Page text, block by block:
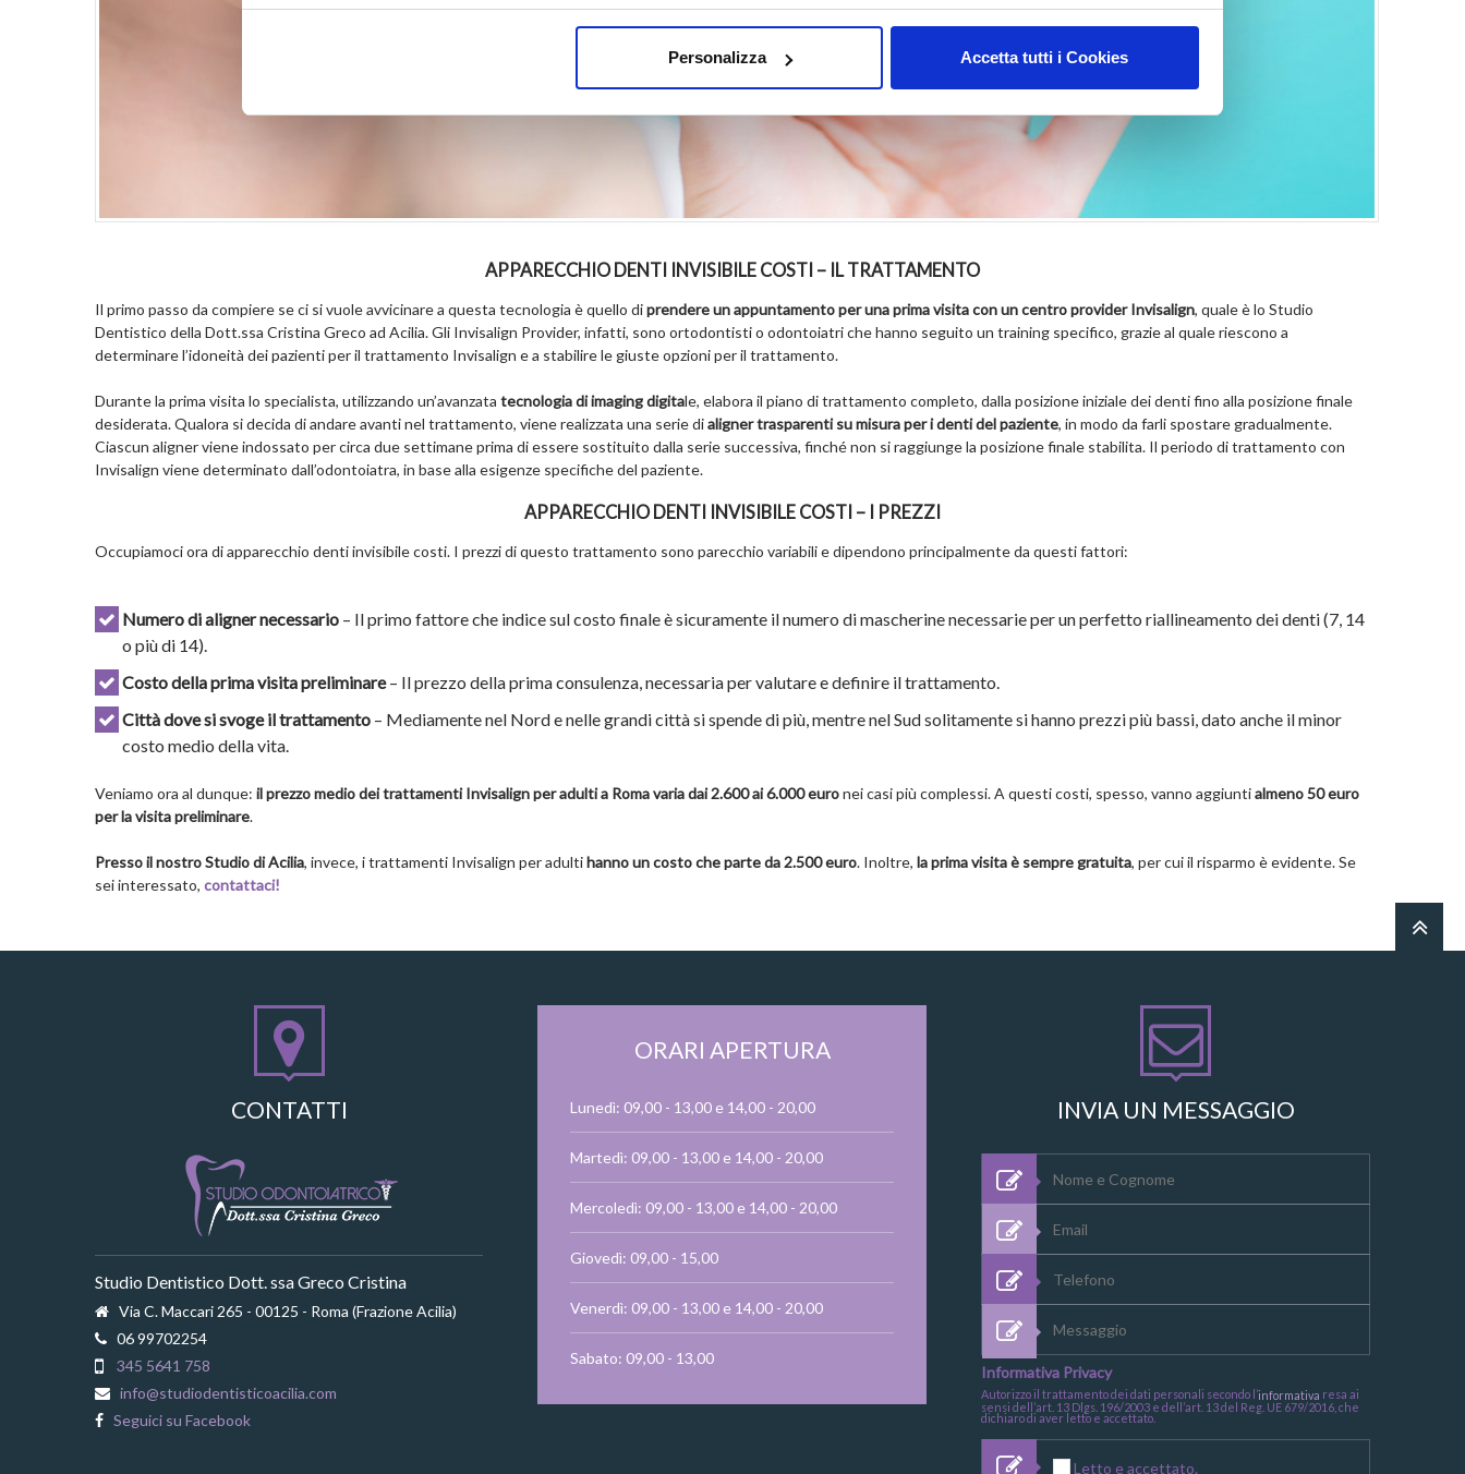
Personalizza Accetta tutti i Cookies
APPARECCHIO DENTI INVISIBILE COSTI – IL TRATTAMENTO
Il primo passo da compiere se ci si vuole avvicinare a questa tecnologia è quello diprendere un appuntamento per una prima visita con un centro provider Invisalign, quale è lo Studio
Dentistico della Dott.ssa Cristina Greco ad Acilia. Gli Invisalign Provider, infatti, sono ortodontisti o odontoiatri che hanno seguito un training specifico, grazie al quale riescono a
determinare l’idoneità dei pazienti per il trattamento Invisalign e a stabilire le giuste opzioni per il trattamento.
Durante la prima visita lo specialista, utilizzando un’avanzata tecnologia di imaging digitale, elabora il piano di trattamento completo, dalla posizione iniziale dei denti fino alla posizione finale
desiderata. Qualora si decida di andare avanti nel trattamento, viene realizzata una serie dialigner trasparenti su misura per i denti del paziente, in modo da farli spostare gradualmente.
Ciascun aligner viene indossato per circa due settimane prima di essere sostituito dalla serie successiva, finché non si raggiunge la posizione finale stabilita. Il periodo di trattamento con
Invisalign viene determinato dall’odontoiatra, in base alla esigenze specifiche del paziente.
APPARECCHIO DENTI INVISIBILE COSTI – I PREZZI
Occupiamoci ora di apparecchio denti invisibile costi. I prezzi di questo trattamento sono parecchio variabili e dipendono principalmente da questi fattori:
Numero di aligner necessario – Il primo fattore che indice sul costo finale è sicuramente il numero di mascherine necessarie per un perfetto riallineamento dei denti (7, 14
o più di 14).
Costo della prima visita preliminare– Il prezzo della prima consulenza, necessaria per valutare e definire il trattamento.
Città dove si svoge il trattamento – Mediamente nel Nord e nelle grandi città si spende di più, mentre nel Sud solitamente si hanno prezzi più bassi, dato anche il minor
costo medio della vita.
Veniamo ora al dunque: il prezzo medio dei trattamenti Invisalign per adulti a Roma varia dai 2.600 ai 6.000 euronei casi più complessi. A questi costi, spesso, vanno aggiuntialmeno 50 euro
per la visita preliminare.
Presso il nostro Studio di Acilia, invece, i trattamenti Invisalign per adultihanno un costo che parte da 2.500 euro. Inoltre, la prima visita è sempre gratuita, per cui il risparmo è evidente. Se
sei interessato, contattaci!
CONTATTI
Studio Dentistico Dott. ssa Greco Cristina
Via C. Maccari 265 - 00125 - Roma (Frazione Acilia)
06 99702254
345 5641 758
info@studiodentisticoacilia.com
Seguici su Facebook
ORARI APERTURA
Lunedì: 09,00 - 13,00 e 14,00 - 20,00
Martedì: 09,00 - 13,00 e 14,00 - 20,00
Mercoledì: 09,00 - 13,00 e 14,00 - 20,00
Giovedì: 09,00 - 15,00
Venerdì: 09,00 - 13,00 e 14,00 - 20,00
Sabato: 09,00 - 13,00
INVIA UN MESSAGGIO
Informativa Privacy
Autorizzo il trattamento dei dati personali secondo l’informativa resa ai
sensi dell’art. 13 Dlgs. 196/2003 e dell’art. 13 del Reg. UE 679/2016, che
dichiaro di aver letto e accettato.
Letto e accettato.